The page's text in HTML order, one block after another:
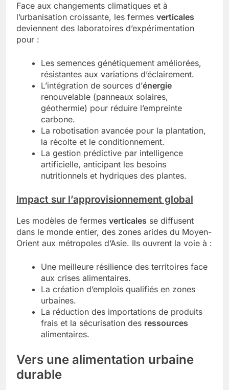
Face aux changements climatiques et à
l’urbanisation croissante, les fermes verticales
deviennent des laboratoires d’expérimentation
pour :
Les semences génétiquement améliorées,
résistantes aux variations d’éclairement.
L’intégration de sources d’énergie
renouvelable (panneaux solaires,
géothermie) pour réduire l’empreinte
carbone.
La robotisation avancée pour la plantation,
la récolte et le conditionnement.
La gestion prédictive par intelligence
artificielle, anticipant les besoins
nutritionnels et hydriques des plantes.
Impact sur l’approvisionnement global
Les modèles de fermes verticales se diffusent
dans le monde entier, des zones arides du Moyen-
Orient aux métropoles d’Asie. Ils ouvrent la voie à :
Une meilleure résilience des territoires face
aux crises alimentaires.
La création d’emplois qualifiés en zones
urbaines.
La réduction des importations de produits
frais et la sécurisation des ressources
alimentaires.
Vers une alimentation urbaine
durable